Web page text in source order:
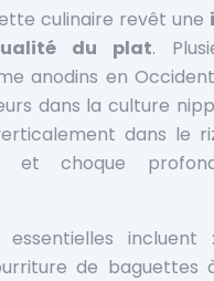
culinaire revêt une
du plat.
anodins en
dans la culture
dans le
et choque
essentielles
de baguettes